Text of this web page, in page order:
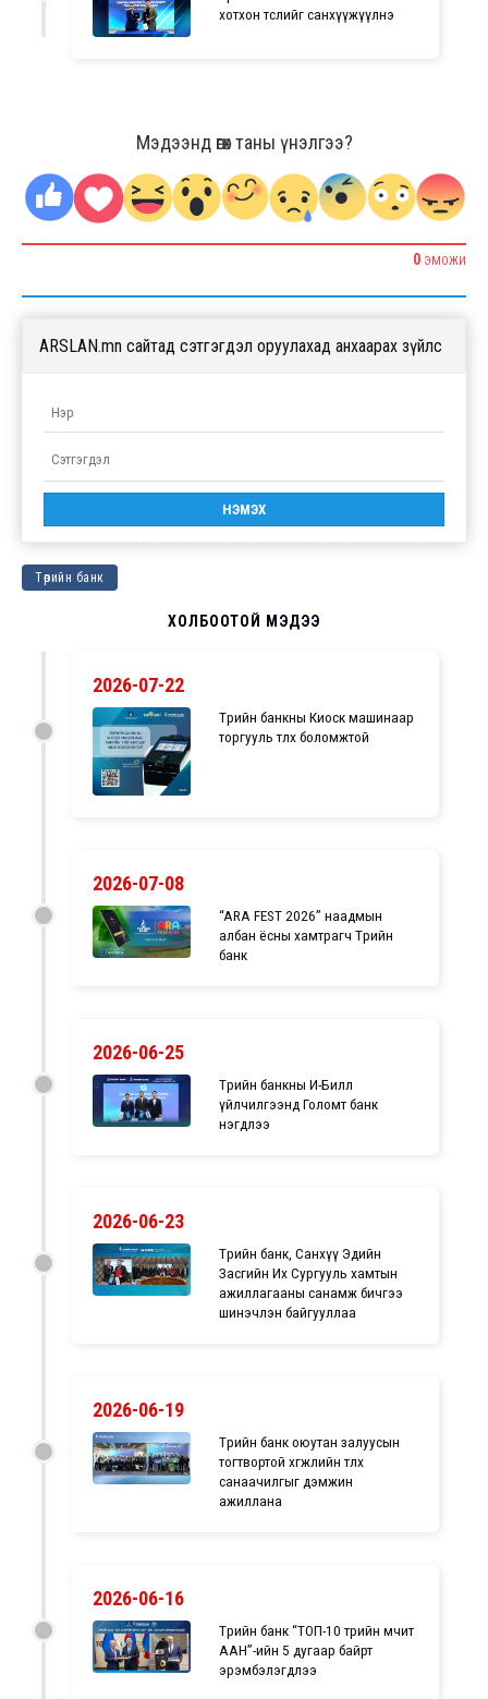
хотхон төслийг санхүүжүүлнэ
Мэдээнд өгөх таны үнэлгээ?
0 ЭМОЖИ
ARSLAN.mn сайтад сэтгэгдэл оруулахад анхаарах зүйлс
Төрийн банк
ХОЛБООТОЙ МЭДЭЭ
2026-07-22
Төрийн банкны Киоск машинаар
торгууль төлөх боломжтой
2026-07-08
“ARA FEST 2026” наадмын
албан ёсны хамтрагч Төрийн
банк
2026-06-25
Төрийн банкны И-Билл
үйлчилгээнд Голомт банк
нэгдлээ
2026-06-23
Төрийн банк, Санхүү Эдийн
Засгийн Их Сургууль хамтын
ажиллагааны санамж бичгээ
шинэчлэн байгууллаа
2026-06-19
Төрийн банк оюутан залуусын
тогтвортой хөгжлийн төлөөх
санаачилгыг дэмжин
ажиллана
2026-06-16
Төрийн банк “ТОП-10 төрийн өмчит
ААН”-ийн 5 дугаар байрт
эрэмбэлэгдлээ